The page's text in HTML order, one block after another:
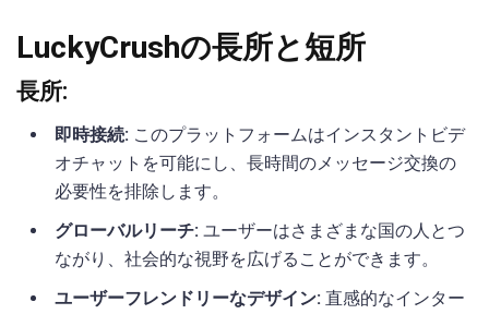
LuckyCrushの長所と短所
長所:
即時接続: このプラットフォームはインスタントビデ
オチャットを可能にし、長時間のメッセージ交換の
必要性を排除します。
グローバルリーチ: ユーザーはさまざまな国の人とつ
ながり、社会的な視野を広げることができます。
ユーザーフレンドリーなデザイン: 直感的なインター